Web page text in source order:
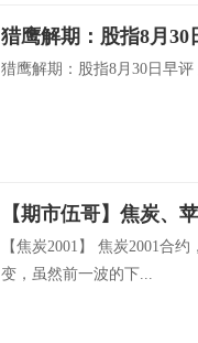
猎鹰解期：股指8月30
猎鹰解期：股指8月30日早
【期市伍哥】焦炭、
【焦炭2001】 焦炭2001合
变，虽然前一波的下...